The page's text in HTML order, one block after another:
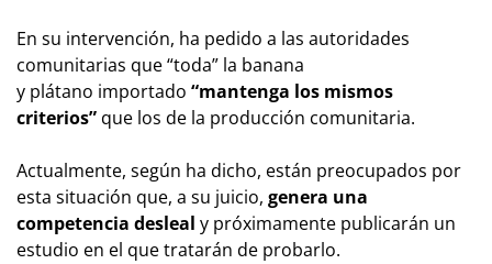
En su intervención, ha pedido a las autoridades
comunitarias que “toda” la banana
y plátano importado “mantenga los mismos
criterios” que los de la producción comunitaria.
Actualmente, según ha dicho, están preocupados por
esta situación que, a su juicio, genera una
competencia desleal y próximamente publicarán un
estudio en el que tratarán de probarlo.